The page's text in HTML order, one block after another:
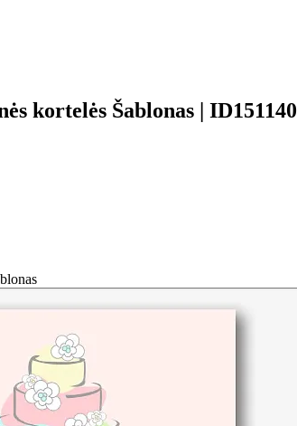
kortelės Šablonas | ID151140